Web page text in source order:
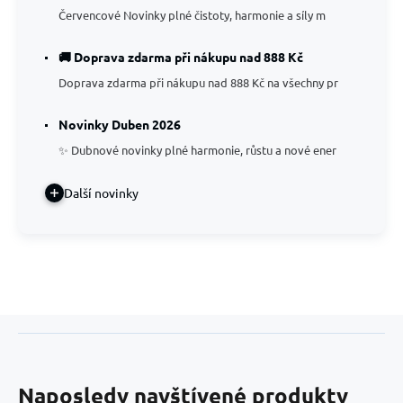
Červencové Novinky plné čistoty, harmonie a síly m
🚚 Doprava zdarma při nákupu nad 888 Kč
Doprava zdarma při nákupu nad 888 Kč na všechny pr
Novinky Duben 2026
✨ Dubnové novinky plné harmonie, růstu a nové ener
Další novinky
Naposledy navštívené produkty